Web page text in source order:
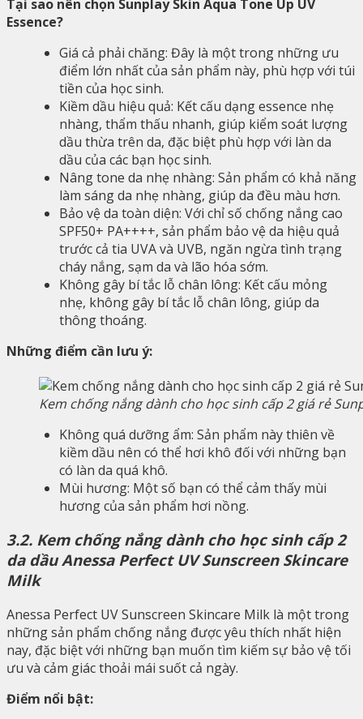
Tại sao nên chọn Sunplay Skin Aqua Tone Up UV
Essence?
Giá cả phải chăng: Đây là một trong những ưu
điểm lớn nhất của sản phẩm này, phù hợp với túi
tiền của học sinh.
Kiềm dầu hiệu quả: Kết cấu dạng essence nhẹ
nhàng, thẩm thấu nhanh, giúp kiểm soát lượng
dầu thừa trên da, đặc biệt phù hợp với làn da
dầu của các bạn học sinh.
Nâng tone da nhẹ nhàng: Sản phẩm có khả năng
làm sáng da nhẹ nhàng, giúp da đều màu hơn.
Bảo vệ da toàn diện: Với chỉ số chống nắng cao
SPF50+ PA++++, sản phẩm bảo vệ da hiệu quả
trước cả tia UVA và UVB, ngăn ngừa tình trạng
cháy nắng, sạm da và lão hóa sớm.
Không gây bí tắc lỗ chân lông: Kết cấu mỏng
nhẹ, không gây bí tắc lỗ chân lông, giúp da
thông thoáng.
Những điểm cần lưu ý:
Kem chống nắng dành cho học sinh cấp 2 giá rẻ
Không quá dưỡng ẩm: Sản phẩm này thiên về
kiềm dầu nên có thể hơi khô đối với những bạn
có làn da quá khô.
Mùi hương: Một số bạn có thể cảm thấy mùi
hương của sản phẩm hơi nồng.
3.2. Kem chống nắng dành cho học sinh cấp 2
da dầu Anessa Perfect UV Sunscreen Skincare
Milk
Anessa Perfect UV Sunscreen Skincare Milk là một trong
những sản phẩm chống nắng được yêu thích nhất hiện
nay, đặc biệt với những bạn muốn tìm kiếm sự bảo vệ tối
ưu và cảm giác thoải mái suốt cả ngày.
Điểm nổi bật: